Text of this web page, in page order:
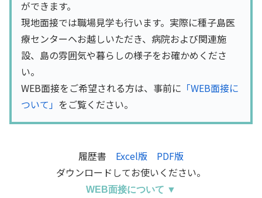
ができます。
現地面接では職場見学も行います。実際に種子島医
療センターヘお越しいただき、病院および関連施
設、島の雰囲気や暮らしの様子をお確かめくださ
い。
WEB面接をご希望される方は、事前に 「WEB面接に
ついて」 をご覧ください。
履歴書 Excel版
PDF版
ダウンロードしてお使いください。
WEB面接について ▼